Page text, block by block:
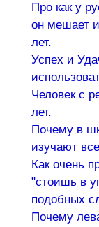
Про как у
он мешает
лет.
Успех и
Человек с
лет.
Почему в
изучают
Как очень
"стоишь в
подобных
Почему